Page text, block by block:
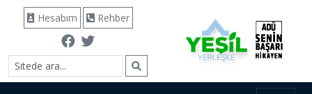
Hesabım Rehber